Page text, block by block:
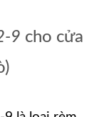
9 cho cửa